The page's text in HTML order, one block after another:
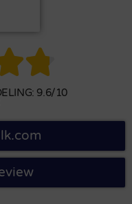

9.6/10